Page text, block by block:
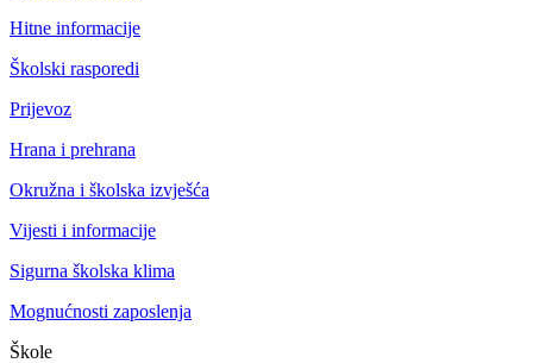
Hitne informacije
Školski rasporedi
Prijevoz
Hrana i prehrana
Okružna i školska izvješća
Vijesti i informacije
Sigurna školska klima
Mognućnosti zaposlenja
Škole